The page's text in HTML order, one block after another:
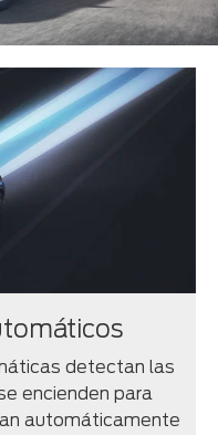
detectan las
encienden para
automáticamente